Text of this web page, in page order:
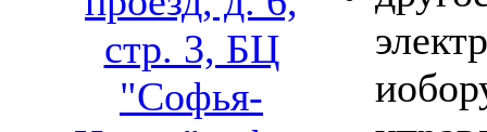
стр. 3, БЦ
"Софья-